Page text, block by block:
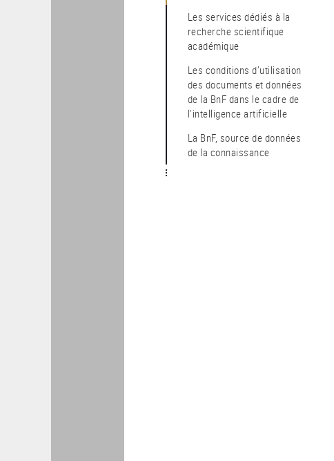
Les services dédiés à la
recherche scientifique
académique
Les conditions d’utilisation
des documents et données
de la BnF dans le cadre de
l’intelligence artificielle
La BnF, source de données
de la connaissance